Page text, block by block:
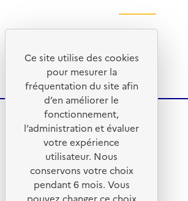
Ce site utilise des cookies
pour mesurer la
fréquentation du site afin
d’en améliorer le
fonctionnement,
l’administration et évaluer
votre expérience
utilisateur. Nous
conservons votre choix
pendant 6 mois. Vous